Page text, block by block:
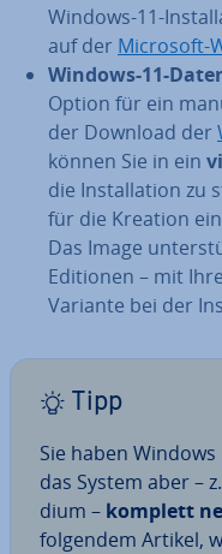
Windows-11-
auf der Microsoft-
Windows-11-
Option für ein
der Download der
können Sie in ein
die In­stal­la­ti­on zu
für die Kreation
Das Image
Editionen – mit
Variante bei der
Tipp
Sie haben
das System aber –
di­um – komplett
folgendem Artikel,